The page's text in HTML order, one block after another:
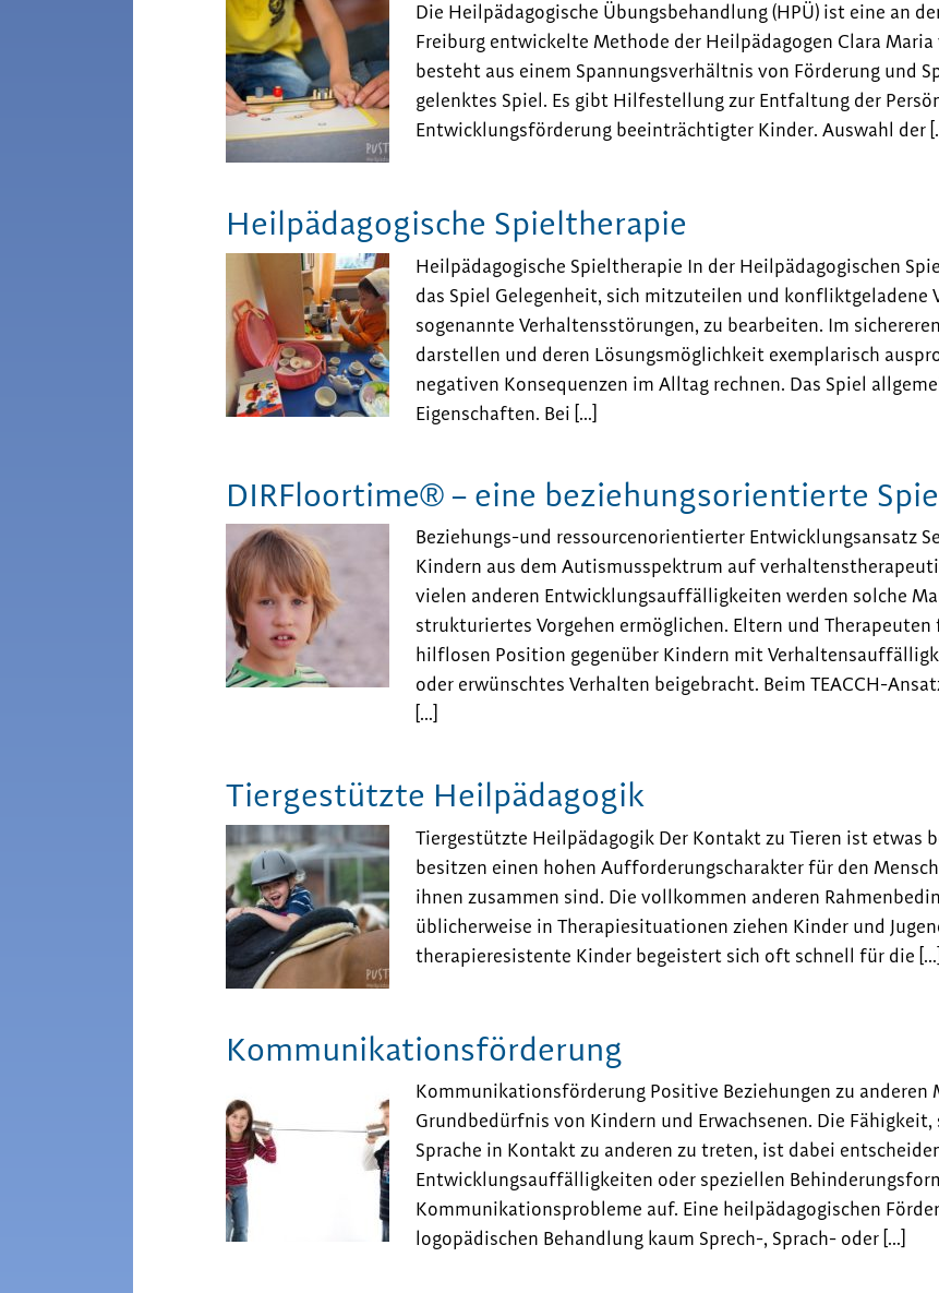
Die Heilpädagogische Übungsbehandlung (HPÜ) ist eine an
Freiburg entwickelte Methode der Heilpädagogen Clara Maria
besteht aus einem Spannungsverhältnis von Förderung und
gelenktes Spiel. Es gibt Hilfestellung zur Entfaltung der
Entwicklungsförderung beeinträchtigter Kinder. Auswahl der
Heilpädagogische Spieltherapie
Heilpädagogische Spieltherapie In der Heilpädagogischen
das Spiel Gelegenheit, sich mitzuteilen und konfliktgeladene
sogenannte Verhaltensstörungen, zu bearbeiten. Im
darstellen und deren Lösungsmöglichkeit exemplarisch
negativen Konsequenzen im Alltag rechnen. Das Spiel
Eigenschaften. Bei […]
DIRFloortime® – eine beziehungsorientierte
Beziehungs-und ressourcenorientierter Entwicklungsansatz
Kindern aus dem Autismusspektrum auf
vielen anderen Entwicklungsauffälligkeiten werden solche
strukturiertes Vorgehen ermöglichen. Eltern und
hilflosen Position gegenüber Kindern mit
oder erwünschtes Verhalten beigebracht. Beim TEACCH-
[…]
Tiergestützte Heilpädagogik
Tiergestützte Heilpädagogik Der Kontakt zu Tieren ist etwas
besitzen einen hohen Aufforderungscharakter für den
ihnen zusammen sind. Die vollkommen anderen
üblicherweise in Therapiesituationen ziehen Kinder und
therapieresistente Kinder begeistert sich oft schnell für die […]
Kommunikationsförderung
Kommunikationsförderung Positive Beziehungen zu anderen
Grundbedürfnis von Kindern und Erwachsenen. Die
Sprache in Kontakt zu anderen zu treten, ist dabei
Entwicklungsauffälligkeiten oder speziellen
Kommunikationsprobleme auf. Eine heilpädagogischen
logopädischen Behandlung kaum Sprech-, Sprach- oder […]